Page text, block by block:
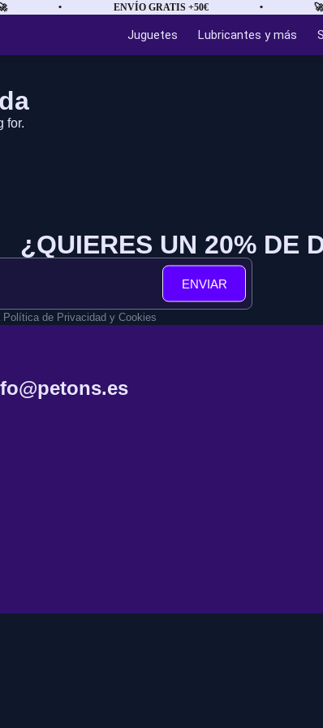
ENVÍO GRATIS +50€
Juguetes Lubricantes y más
for.
¿QUIERES UN 20% DE
ENVIAR
de Privacidad y Cookies